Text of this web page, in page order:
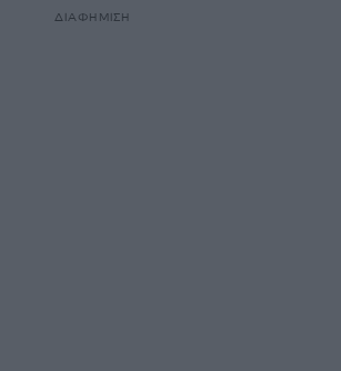
ΔΙΑΦΗΜΙΣΗ